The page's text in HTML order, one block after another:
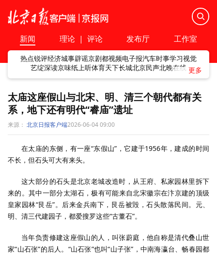
新闻 理论 | 评论 发布厅 工作室
热点锐评经济城事辟谣京剧都视频电子报汽车时事学习视觉
艺绽深读京味纸上听体育天下长城北京民声北晚在线
太庙这座假山与北宋、明、清三个朝代都有关
系，地下还有明代“睿庙”遗址
来源： 北京日报客户端2026-06-04 09:00
在太庙的东侧，有一座“东假山”，它建于1956年，建成的时间
不长，但石头可大有来头。
这大部分的石头是北京老城改造时，从王府、私家园林里拆下
来的。其中一部分太湖石，极有可能来自北宋徽宗在汴京建的顶级
皇家园林“艮岳”。后来金兵南下，艮岳被毁，石头散落民间。元、
明、清三代建园子，都爱搜罗这些“古董石”。
当年负责修建这座假山的人，叫张蔚庭，他自称是清代叠山世
家“山石张”的后人。“山石张”也叫“山子张”，中南海瀛台、畅春园都